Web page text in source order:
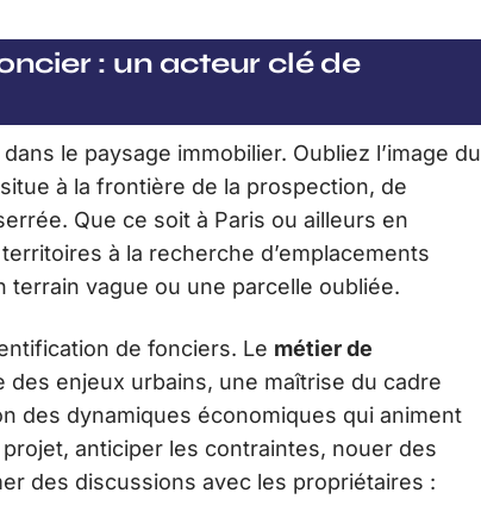
: un acteur clé de
le paysage immobilier. Oubliez l’image du
à la frontière de la prospection, de
Que ce soit à Paris ou ailleurs en
à la recherche d’emplacements
terrain vague ou une parcelle oubliée.
de fonciers. Le métier de
des enjeux urbains, une maîtrise du cadre
des dynamiques économiques qui animent
anticiper les contraintes, nouer des
des discussions avec les propriétaires :